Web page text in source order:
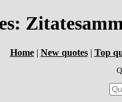
Home| New quotes| Top